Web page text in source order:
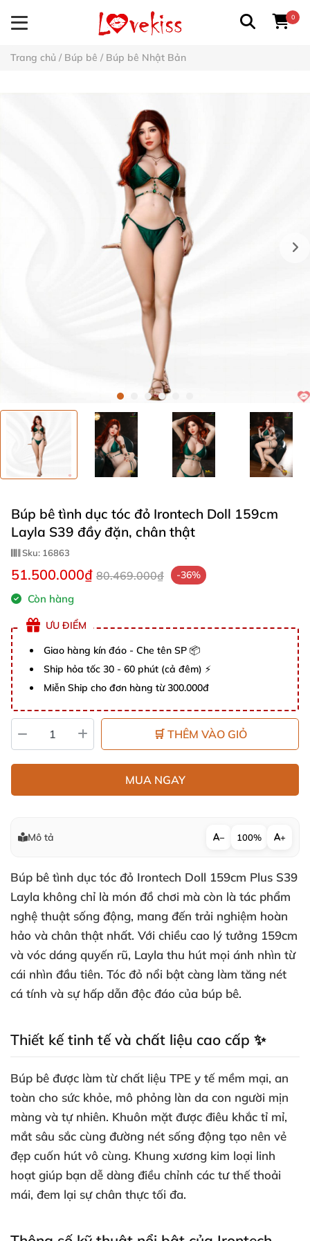
0
Trang chủ / Búp bê / Búp bê Nhật Bản
Búp bê tình dục tóc đỏ Irontech Doll 159cm
Layla S39 đầy đặn, chân thật
Sku: 16863
51.500.000₫ 80.469.000₫ -36%
Còn hàng
ƯU ĐIỂM
Giao hàng kín đáo - Che tên SP 📦
Ship hỏa tốc 30 - 60 phút (cả đêm) ⚡
Miễn Ship cho đơn hàng từ 300.000đ
🛒 THÊM VÀO GIỎ
MUA NGAY
Mô tả − 100% +
Búp bê tình dục tóc đỏ Irontech Doll 159cm Plus S39
Layla không chỉ là món đồ chơi mà còn là tác phẩm
nghệ thuật sống động, mang đến trải nghiệm hoàn
hảo và chân thật nhất. Với chiều cao lý tưởng 159cm
và vóc dáng quyến rũ, Layla thu hút mọi ánh nhìn từ
cái nhìn đầu tiên. Tóc đỏ nổi bật càng làm tăng nét
cá tính và sự hấp dẫn độc đáo của búp bê.
Thiết kế tinh tế và chất liệu cao cấp ✨
Búp bê được làm từ chất liệu TPE y tế mềm mại, an
toàn cho sức khỏe, mô phỏng làn da con người mịn
màng và tự nhiên. Khuôn mặt được điêu khắc tỉ mỉ,
mắt sâu sắc cùng đường nét sống động tạo nên vẻ
đẹp cuốn hút vô cùng. Khung xương kim loại linh
hoạt giúp bạn dễ dàng điều chỉnh các tư thế thoải
mái, đem lại sự chân thực tối đa.